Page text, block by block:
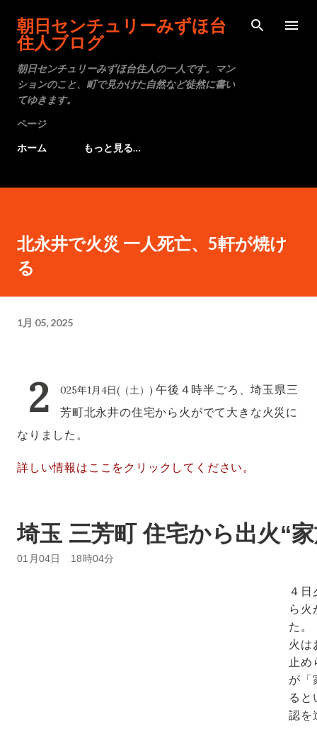
スキップしてメイン コンテンツに移
朝日センチュリーみずほ台
住人ブログ
朝日センチュリーみずほ台住人の一人です。マン
ションのこと、町で見かけた自然など徒然に書い
てゆきます。
ページ
ホーム
もっと見る…
北永井で火災 一人死亡、5軒が焼け
る
1月 05, 2025
2 025年1月4日(（土）) 午後４時半ごろ、埼玉県三
芳町北永井の住宅から火がでて大きな火災に
なりました。
詳しい情報はここをクリックしてください。
埼玉 三芳町 住宅から出火“
01月04日 18時04分
４日
ら火
た。
火は
止め
が「
ると
認を